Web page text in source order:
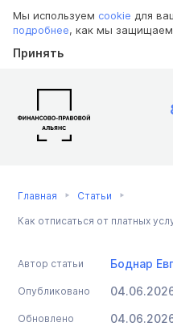
Мы используем cookie для
подробнее, как мы защищаем
Принять
Главная Статьи
Как отписаться от платных
Автор статьи Боднар
Опубликовано
Обновлено